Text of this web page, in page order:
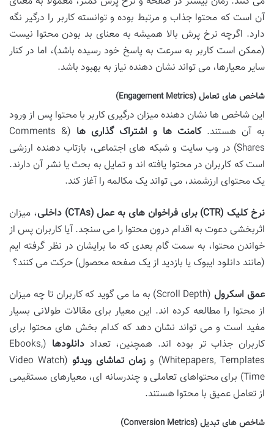
آن است که محتوا جذاب و مرتبط بوده و توانسته کاربر را درگیر نگه
دارد. اگرچه نرخ پرش بالا همیشه به معنای بد بودن محتوا نیست
(ممکن است کاربر به سرعت به پاسخ خود رسیده باشد)، اما در کنار
سایر معیارها، می تواند نشان دهنده نیاز به بهبود باشد.
شاخص های تعامل (Engagement Metrics)
این شاخص ها نشان دهنده میزان درگیری کاربر با محتوا پس از ورود
به آن هستند.کامنت ها و اشتراک گذاری ها
(Comments &
Shares) در وب سایت و شبکه های اجتماعی، بازتاب دهنده ارزشی
است که کاربران در محتوا یافته اند و تمایل به بحث یا نشر آن دارند.
یک محتوای ارزشمند، می تواند یک مکالمه را آغاز کند.
نرخ کلیک (CTR) برای فراخوان های به عمل (CTAs) داخلی
، میزان
اثربخشی دعوت به اقدام درون محتوا را می سنجد. آیا کاربران پس از
خواندن محتوا، به سمت گام بعدی که ما برایشان در نظر گرفته ایم
(مانند دانلود ایبوک یا بازدید از یک صفحه محصول) حرکت می کنند؟
عمق اسکرول
(Scroll Depth) به ما می گوید که کاربران تا چه میزان
از محتوا را مطالعه کرده اند. این معیار برای مقالات طولانی بسیار
مفید است و می تواند نشان دهد که کدام بخش های محتوا برای
کاربران جذاب تر بوده اند. همچنین، تعداددانلودها
(Ebooks,
Whitepapers, Templates) و
زمان تماشای ویدئو (Video Watch
Time) برای محتواهای تعاملی و چندرسانه ای، معیارهای مستقیمی
از تعامل عمیق با محتوا هستند.
شاخص های تبدیل (Conversion Metrics)